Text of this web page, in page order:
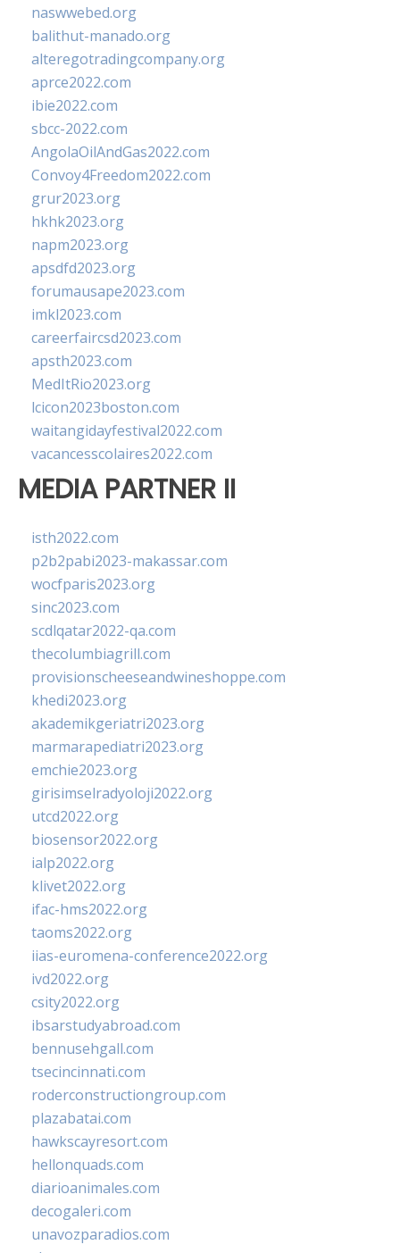
naswwebed.org
balithut-manado.org
alteregotradingcompany.org
aprce2022.com
ibie2022.com
sbcc-2022.com
AngolaOilAndGas2022.com
Convoy4Freedom2022.com
grur2023.org
hkhk2023.org
napm2023.org
apsdfd2023.org
forumausape2023.com
imkl2023.com
careerfaircsd2023.com
apsth2023.com
MedItRio2023.org
lcicon2023boston.com
waitangidayfestival2022.com
vacancesscolaires2022.com
MEDIA PARTNER II
isth2022.com
p2b2pabi2023-makassar.com
wocfparis2023.org
sinc2023.com
scdlqatar2022-qa.com
thecolumbiagrill.com
provisionscheeseandwineshoppe.com
khedi2023.org
akademikgeriatri2023.org
marmarapediatri2023.org
emchie2023.org
girisimselradyoloji2022.org
utcd2022.org
biosensor2022.org
ialp2022.org
klivet2022.org
ifac-hms2022.org
taoms2022.org
iias-euromena-conference2022.org
ivd2022.org
csity2022.org
ibsarstudyabroad.com
bennusehgall.com
tsecincinnati.com
roderconstructiongroup.com
plazabatai.com
hawkscayresort.com
hellonquads.com
diarioanimales.com
decogaleri.com
unavozparadios.com